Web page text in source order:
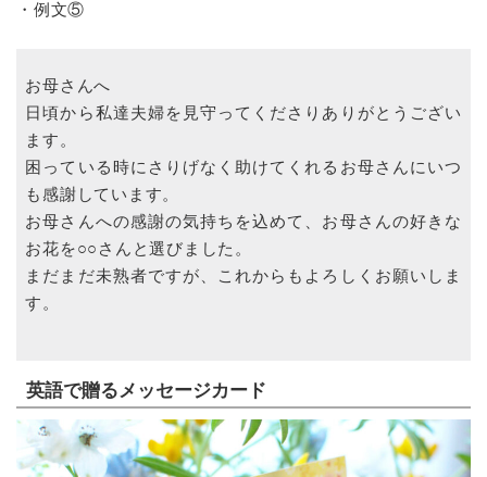
・例文⑤
お母さんへ
日頃から私達夫婦を見守ってくださりありがとうござい
ます。
困っている時にさりげなく助けてくれるお母さんにいつ
も感謝しています。
お母さんへの感謝の気持ちを込めて、お母さんの好きな
お花を○○さんと選びました。
まだまだ未熟者ですが、これからもよろしくお願いしま
す。
英語で贈るメッセージカード